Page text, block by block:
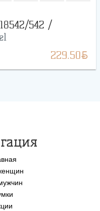
542 /
229.50BYN